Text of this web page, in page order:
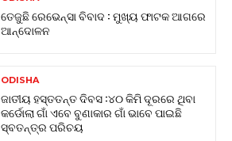
ତେଜୁଛି ରେଭେନ୍ସା ବିବାଦ : ମୁଖ୍ୟ ଫାଟକ ଆଗରେ
ଆନ୍ଦୋଳନ
ODISHA
ଜାତୀୟ ହସ୍ତତନ୍ତ ଦିବସ :୪୦ କିମି ଦୂରରେ ଥିବା
କର୍ଡୋଲା ଗାଁ ଏବେ ବୁଣାକାର ଗାଁ ଭାବେ ପାଇଛି
ସ୍ବତନ୍ତ୍ର ପରିଚୟ